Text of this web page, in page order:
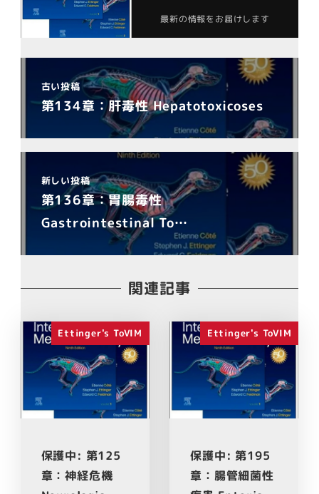
最新の情報をお届けします
古い投稿
第134章：肝毒性 Hepatotoxicoses
新しい投稿
第136章：胃腸毒性
Gastrointestinal To…
関連記事
Ettinger's ToVIM
保護中: 第125
章：神経危機
Ettinger's ToVIM
保護中: 第195
章：腸管細菌性